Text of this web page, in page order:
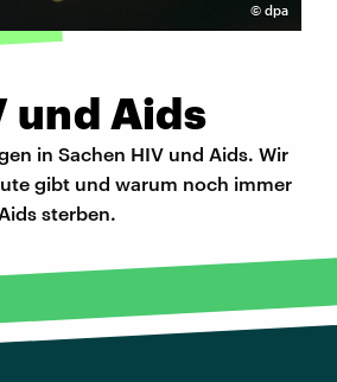
© dpa
und Aids
in Sachen HIV und Aids. Wir
gibt und warum noch immer
sterben.